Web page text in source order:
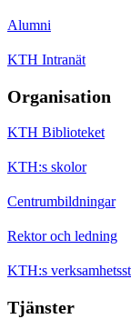
Alumni
KTH Intranät
Organisation
KTH Biblioteket
KTH:s skolor
Centrumbildningar
Rektor och ledning
KTH:s
Tjänster